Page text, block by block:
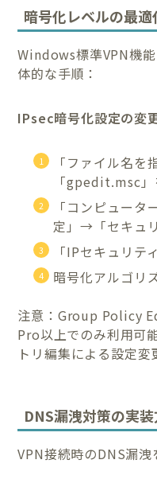
暗号化レベルの最適
Windows標準VPN機
体的な手順：
IPsec暗号化設定の変
「ファイル名を
「gpedit.msc
「コンピュー
定」→「セキュ
「IPセキュリテ
暗号化アルゴリ
注意：Group Policy
Pro以上でのみ利用可
トリ編集による設定変
DNS漏洩対策の実
VPN接続時のDNS漏洩